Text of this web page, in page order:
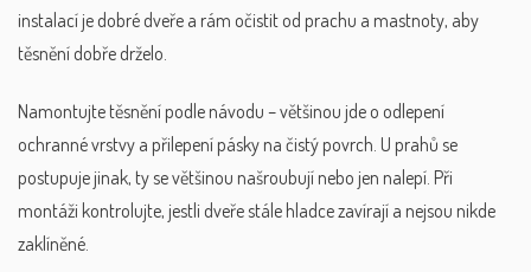
instalací je dobré dveře a rám očistit od prachu a mastnoty, aby
těsnění dobře drželo.
Namontujte těsnění podle návodu – většinou jde o odlepení
ochranné vrstvy a přilepení pásky na čistý povrch. U prahů se
postupuje jinak, ty se většinou našroubují nebo jen nalepí. Při
montáži kontrolujte, jestli dveře stále hladce zavírají a nejsou nikde
zaklíněné.